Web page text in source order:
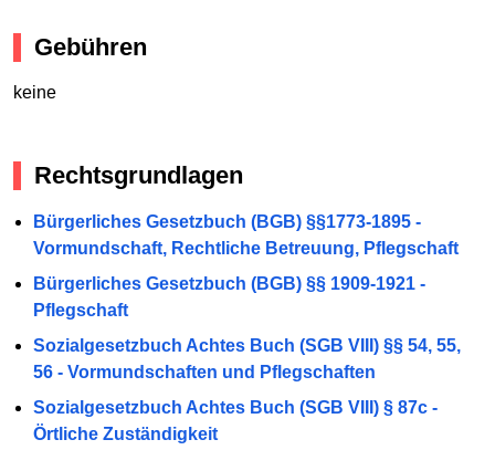
Gebühren
keine
Rechtsgrundlagen
Bürgerliches Gesetzbuch (BGB) §§1773-1895 -
Vormundschaft, Rechtliche Betreuung, Pflegschaft
Bürgerliches Gesetzbuch (BGB) §§ 1909-1921 -
Pflegschaft
Sozialgesetzbuch Achtes Buch (SGB VIII) §§ 54, 55,
56 - Vormundschaften und Pflegschaften
Sozialgesetzbuch Achtes Buch (SGB VIII) § 87c -
Örtliche Zuständigkeit